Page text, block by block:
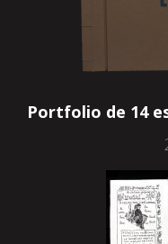
Portfolio de 14